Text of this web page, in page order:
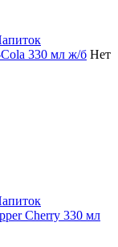
Cola 330 мл ж/б Нет
Cherry 330 мл